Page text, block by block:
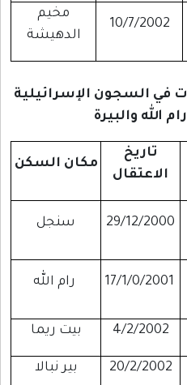
10/7/2002
مخيم
الدهيشة
في السجون الإسرائيلية
الله والبيرة
تاريخ
الاعتقال
مكان السكن
29/12/2000 سنجل
17/1/0/2001
4/2/2002 بيت ريما
20/2/2002 بير نبالا